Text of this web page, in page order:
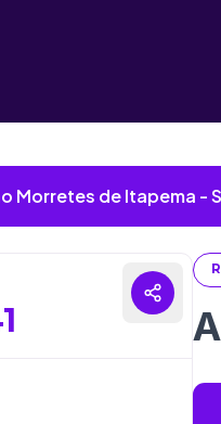
Morretes de Itapema -